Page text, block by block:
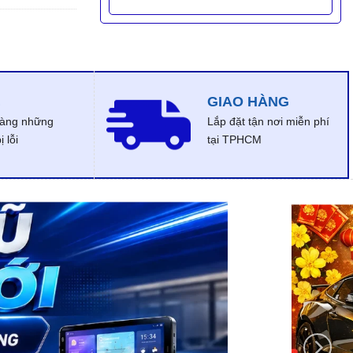
những
lỗi
GIAO HÀNG
Lắp đặt tận nơi miễn phí
tại TPHCM